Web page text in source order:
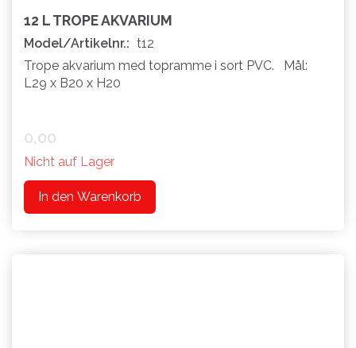
12 L TROPE AKVARIUM
Model/Artikelnr.: t12
Trope akvarium med topramme i sort PVC. Mål:
L29 x B20 x H20
0,00
Nicht auf Lager
In den Warenkorb